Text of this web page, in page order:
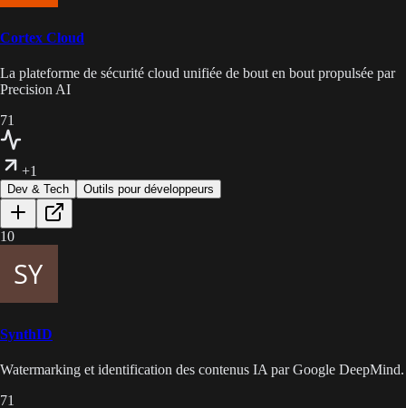
Cortex Cloud
La plateforme de sécurité cloud unifiée de bout en bout propulsée par
Precision AI
71
+1
Dev & Tech Outils pour développeurs
10
SynthID
Watermarking et identification des contenus IA par Google DeepMind.
71